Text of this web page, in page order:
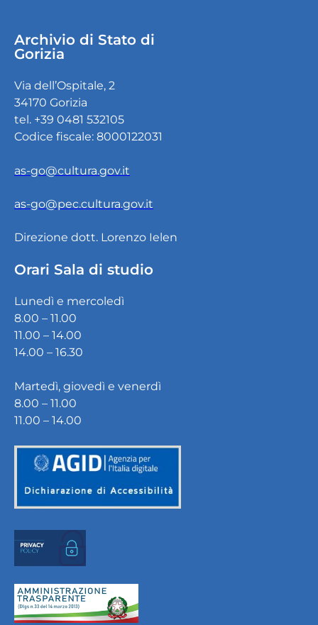
Archivio di Stato di
Gorizia
Via dell’Ospitale, 2
34170 Gorizia
tel. +39 0481 532105
Codice fiscale: 8000122031
as-go@cultura.gov.it
as-go@pec.cultura.gov.it
Direzione dott. Lorenzo Ielen
Orari Sala di studio
Lunedì e mercoledì
8.00 – 11.00
11.00 – 14.00
14.00 – 16.30
Martedì, giovedì e venerdì
8.00 – 11.00
11.00 – 14.00